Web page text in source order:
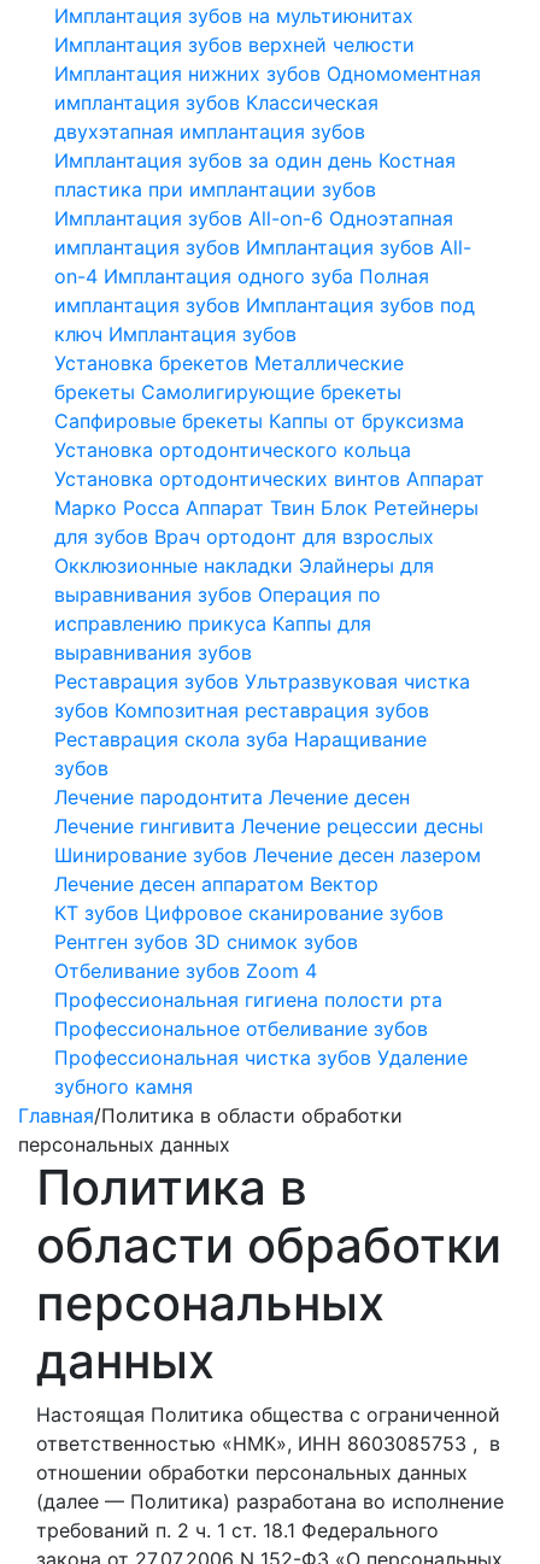
Имплантация зубов на мультиюнитах
Имплантация зубов верхней челюсти
Имплантация нижних зубов Одномоментная
имплантация зубов Классическая
двухэтапная имплантация зубов
Имплантация зубов за один день Костная
пластика при имплантации зубов
Имплантация зубов All-on-6 Одноэтапная
имплантация зубов Имплантация зубов All-
on-4 Имплантация одного зуба Полная
имплантация зубов Имплантация зубов под
ключ Имплантация зубов
Установка брекетов Металлические
брекеты Самолигирующие брекеты
Сапфировые брекеты Каппы от бруксизма
Установка ортодонтического кольца
Установка ортодонтических винтов Аппарат
Марко Росса Аппарат Твин Блок Ретейнеры
для зубов Врач ортодонт для взрослых
Окклюзионные накладки Элайнеры для
выравнивания зубов Операция по
исправлению прикуса Каппы для
выравнивания зубов
Реставрация зубов Ультразвуковая чистка
зубов Композитная реставрация зубов
Реставрация скола зуба Наращивание
зубов
Лечение пародонтита Лечение десен
Лечение гингивита Лечение рецессии десны
Шинирование зубов Лечение десен лазером
Лечение десен аппаратом Вектор
КТ зубов Цифровое сканирование зубов
Рентген зубов 3D снимок зубов
Отбеливание зубов Zoom 4
Профессиональная гигиена полости рта
Профессиональное отбеливание зубов
Профессиональная чистка зубов Удаление
зубного камня
Главная/Политика в области обработки
персональных данных
Политика в
области обработки
персональных
данных
Настоящая Политика общества с ограниченной
ответственностью «НМК», ИНН 8603085753 , в
отношении обработки персональных данных
(далее — Политика) разработана во исполнение
требований п. 2 ч. 1 ст. 18.1 Федерального
закона от 27.07.2006 N 152-ФЗ «О персональных